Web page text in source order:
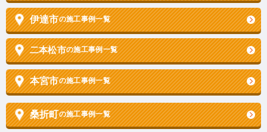
伊達市の施工事例一覧
二本松市の施工事例一覧
本宮市の施工事例一覧
桑折町の施工事例一覧